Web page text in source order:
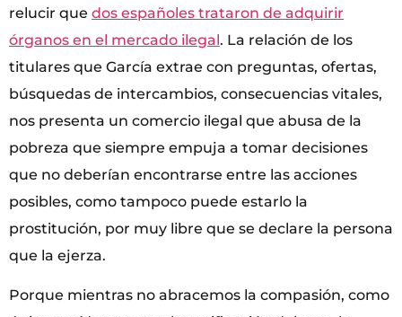
relucir que dos españoles trataron de adquirir
órganos en el mercado ilegal. La relación de los
titulares que García extrae con preguntas, ofertas,
búsquedas de intercambios, consecuencias vitales,
nos presenta un comercio ilegal que abusa de la
pobreza que siempre empuja a tomar decisiones
que no deberían encontrarse entre las acciones
posibles, como tampoco puede estarlo la
prostitución, por muy libre que se declare la persona
que la ejerza.
Porque mientras no abracemos la compasión, como